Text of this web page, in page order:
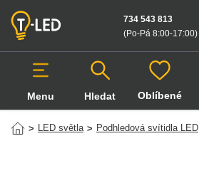
734 543 813
(Po-Pá 8:00-17:00)
Menu Hledat
Hledat v produktech
Oblíbené
> LED světla > Podhledová svítidla LED